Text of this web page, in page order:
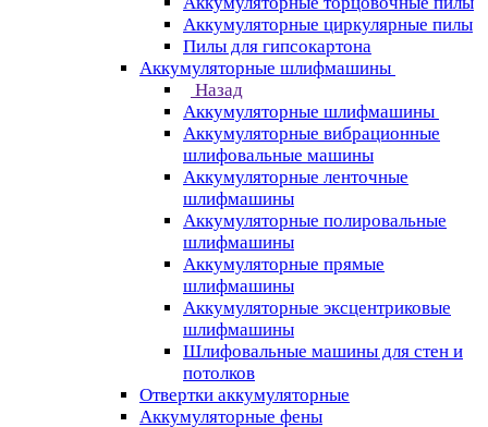
Аккумуляторные циркулярные пилы
Пилы для гипсокартона
Аккумуляторные шлифмашины
Назад
Аккумуляторные шлифмашины
Аккумуляторные вибрационные
шлифовальные машины
Аккумуляторные ленточные
шлифмашины
Аккумуляторные полировальные
шлифмашины
Аккумуляторные прямые
шлифмашины
Аккумуляторные эксцентриковые
шлифмашины
Шлифовальные машины для стен и
потолков
Отвертки аккумуляторные
Аккумуляторные фены